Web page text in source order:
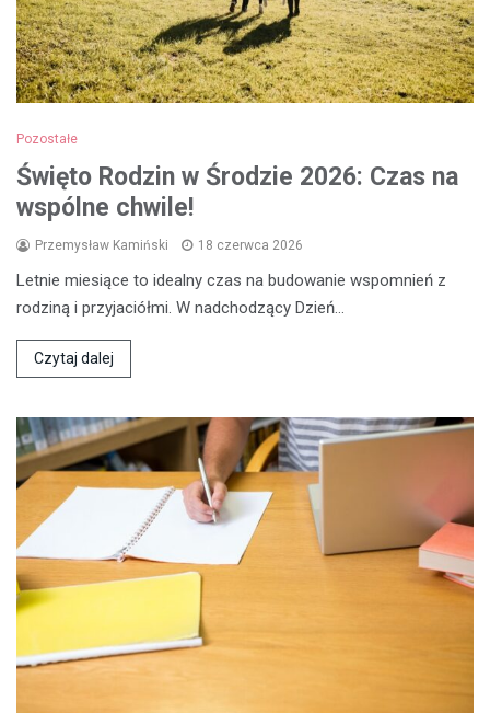
Pozostałe
Święto Rodzin w Środzie 2026: Czas na
wspólne chwile!
Przemysław Kamiński 18 czerwca 2026
Letnie miesiące to idealny czas na budowanie wspomnień z
rodziną i przyjaciółmi. W nadchodzący Dzień…
Czytaj dalej